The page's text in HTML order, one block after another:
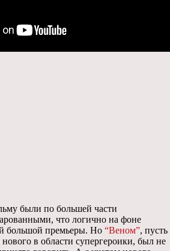
были по большей части
что логично на фоне
большой премьеры. Но “Веном”, пусть
в области супергероики, был не